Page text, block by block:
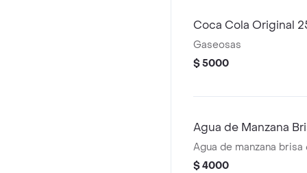
Coca Cola Original
Gaseosas
$ 5000
Agua de Manzana
Agua de manzana
$ 4000